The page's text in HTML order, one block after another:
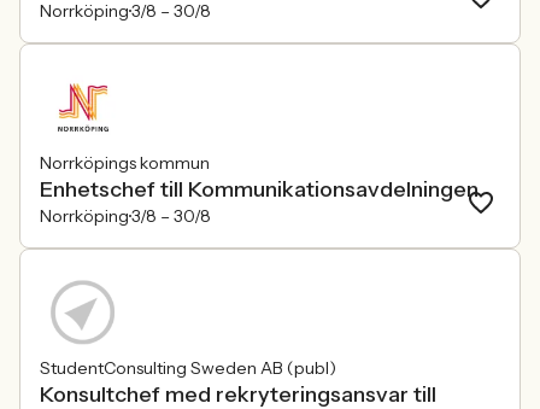
Norrköping3/8 – 30/8
Norrköpings kommun
Enhetschef till Kommunikationsavdelningen
Norrköping3/8 – 30/8
StudentConsulting Sweden AB (publ)
Konsultchef med rekryteringsansvar till